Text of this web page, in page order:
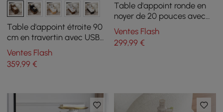
Table d'appoint étroite 90
cm en travertin avec USB
et rangement
Ventes Flash
359,99 €
Table d'appoint ronde en
noyer de 20 pouces avec
plateau en travertin
Ventes Flash
299,99€